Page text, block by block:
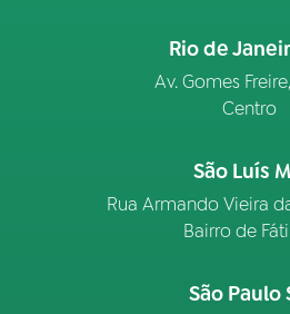
Rio de
Av. Gomes
Centro
São Luís
Rua Armando Vieira
Bairro de
São Paulo